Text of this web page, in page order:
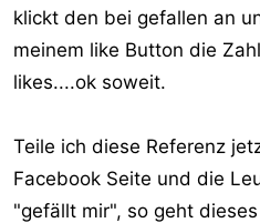
klickt den bei gefallen an
meinem like Button die
likes....ok soweit.
Teile ich diese Referenz
Facebook Seite und die
"gefällt mir", so geht